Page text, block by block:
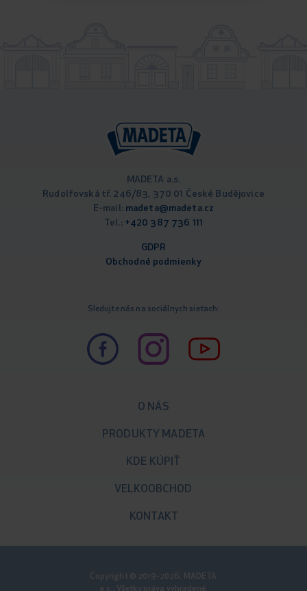
MADETA a.s.
Rudolfovská tř. 246/83, 370 01 České Budějovice
E-mail: madeta@madeta.cz
Tel.: +420 387 736 111
GDPR
Obchodné podmienky
Sledujte nás na sociálnych sieťach:
O NÁS
PRODUKTY MADETA
KDE KÚPIŤ
VELKOOBCHOD
KONTAKT
Copyright © 2019-2026, MADETA
a.s., Všetky práva vyhradené.